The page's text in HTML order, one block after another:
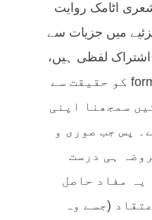
اٹامک روایت
میں جزیات سے
اشتراک لفظی ہیں،
لہذاformal universals کو حقیقت سے
سمجھنا اپنی
پس جب صوری و
ہی درست
یہ مفاد حاصل
(جسے وہ